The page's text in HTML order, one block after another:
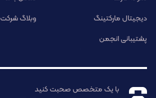
دیجیتال مارکتینگ
وبلاگ شرکت
پشتیبانی انجمن
با یک متخصص صحبت کنید